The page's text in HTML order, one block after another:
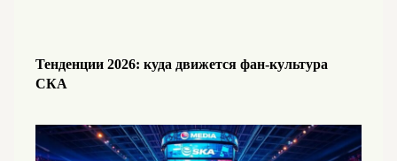
Тенденции 2026: куда движется фан‑культура
СКА